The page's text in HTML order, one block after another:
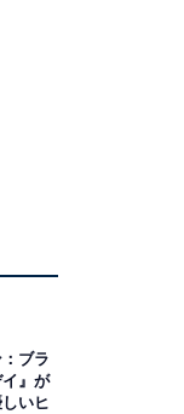
：ブラ
』が
しいヒ